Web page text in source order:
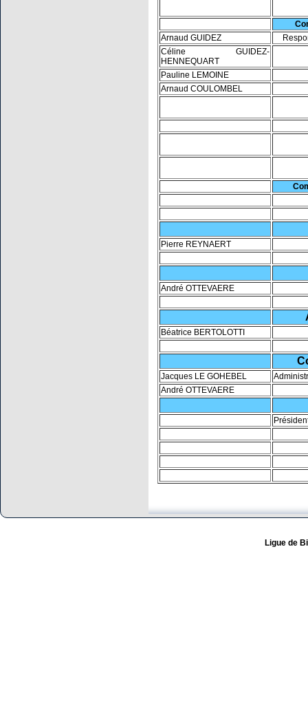
Arnaud GUIDEZ
Céline GUIDEZ-
HENNEQUART
Pauline LEMOINE
Arnaud COULOMBEL
Pierre REYNAERT
André OTTEVAERE
Béatrice BERTOLOTTI
Jacques LE GOHEBEL
André OTTEVAERE
Ligue de